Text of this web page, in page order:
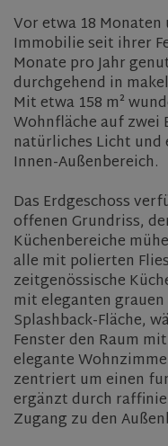
Vor etwa 18
Immobilie seit ihrer
Monate pro Jahr
durchgehend in
Mit etwa 158 m²
Wohnfläche auf zwei
natürliches Licht und
Innen-Außenbereich.
Das Erdgeschoss
offenen Grundriss,
Küchenbereiche
alle mit polierten
zeitgenössische
mit eleganten
Splashback-Fläche,
Fenster den Raum
elegante
zentriert um einen
ergänzt durch
Zugang zu den